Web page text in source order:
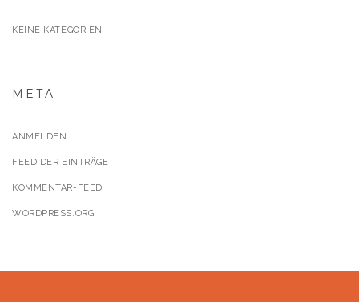
KEINE KATEGORIEN
META
ANMELDEN
FEED DER EINTRÄGE
KOMMENTAR-FEED
WORDPRESS.ORG